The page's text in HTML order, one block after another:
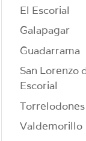
El Escorial
Galapagar
Guadarrama
San Lorenzo
Escorial
Torrelodones
Valdemorillo